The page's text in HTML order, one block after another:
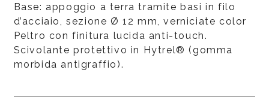
Base: appoggio a terra tramite basi in filo
d’acciaio, sezione Ø 12 mm, verniciate color
Peltro con finitura lucida anti-touch.
Scivolante protettivo in Hytrel® (gomma
morbida antigraffio).